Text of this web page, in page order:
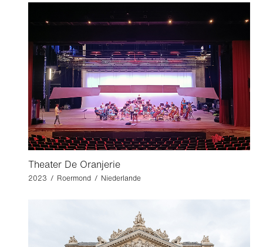
Theater De Oranjerie
2023 / Roermond / Niederlande